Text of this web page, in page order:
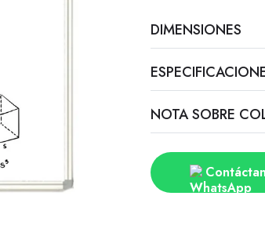
DIMENSIONES
NOTA SOBRE